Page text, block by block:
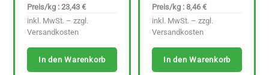
Preis/kg : 23,43 €
inkl. MwSt. – zzgl.
Versandkosten
In den Warenkorb
Preis/kg : 8,46 €
inkl. MwSt. – zzgl.
Versandkosten
In den Warenkorb